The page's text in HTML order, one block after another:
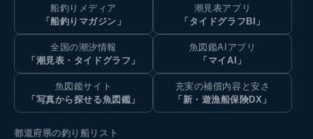
船釣りメディア
「船釣りマガジン」
潮見表アプリ
「タイドグラフBI」
全国の潮汐情報
「潮見表・タイドグラフ」
魚図鑑AIアプリ
「マイAI」
魚図鑑サイト
「写真から探せる魚図鑑」
充実の補償内容と安さ
「新・遊漁船保険DX」
都道府県の釣り船リスト